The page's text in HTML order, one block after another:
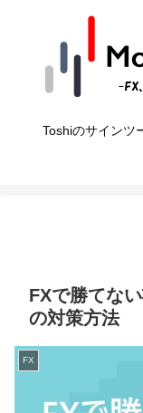
Toshiのサインツ
FXで勝てな
の対策方法
FX